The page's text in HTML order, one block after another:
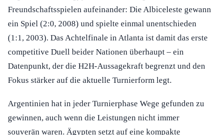
Freundschaftsspielen aufeinander: Die Albiceleste gewann
ein Spiel (2:0, 2008) und spielte einmal unentschieden
(1:1, 2003). Das Achtelfinale in Atlanta ist damit das erste
competitive Duell beider Nationen überhaupt – ein
Datenpunkt, der die H2H-Aussagekraft begrenzt und den
Fokus stärker auf die aktuelle Turnierform legt.
Argentinien hat in jeder Turnierphase Wege gefunden zu
gewinnen, auch wenn die Leistungen nicht immer
souverän waren. Ägypten setzt auf eine kompakte